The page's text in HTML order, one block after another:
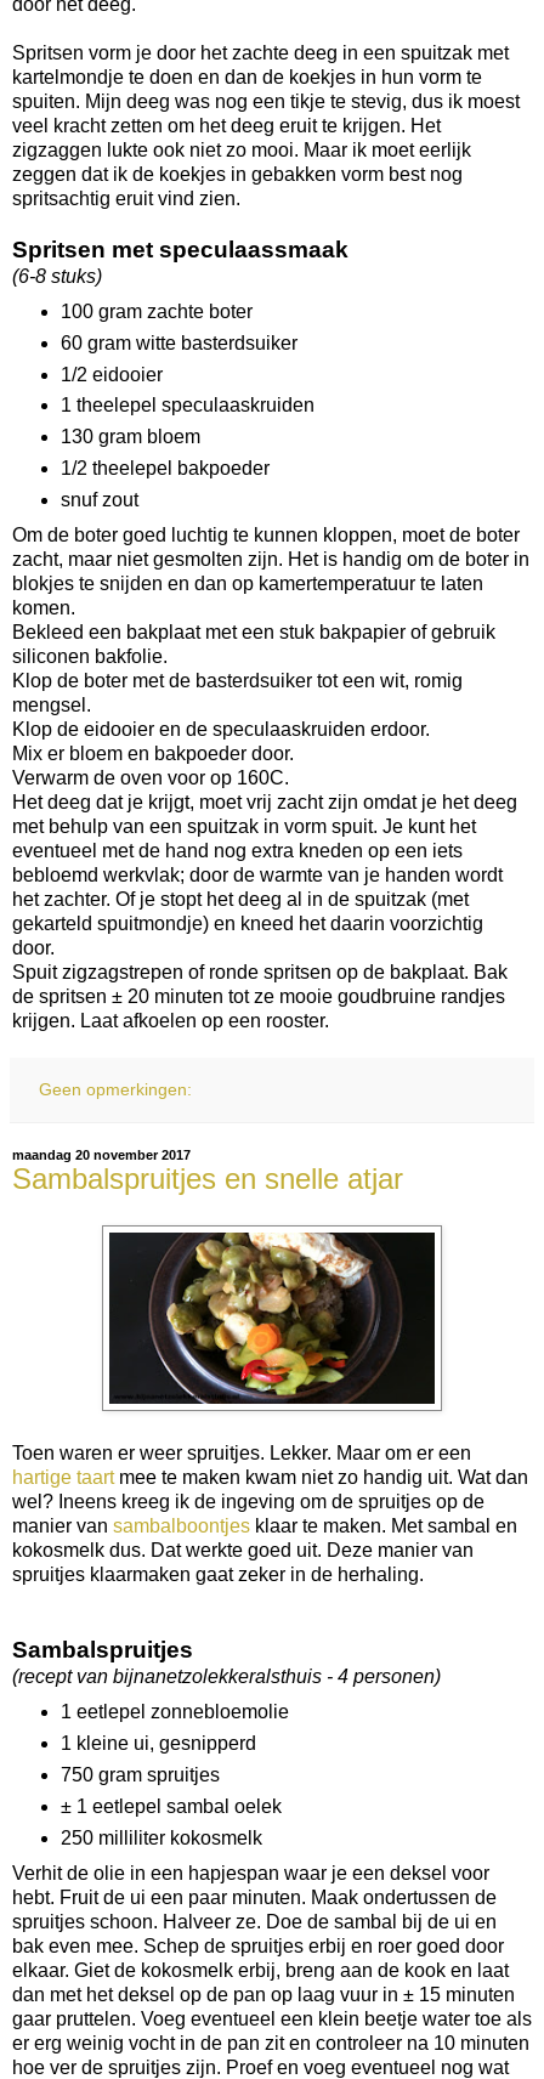
Spritsen vorm je door het zachte deeg in een spuitzak met
kartelmondje te doen en dan de koekjes in hun vorm te
spuiten. Mijn deeg was nog een tikje te stevig, dus ik moest
veel kracht zetten om het deeg eruit te krijgen. Het
zigzaggen lukte ook niet zo mooi. Maar ik moet eerlijk
zeggen dat ik de koekjes in gebakken vorm best nog
spritsachtig eruit vind zien.
Spritsen met speculaassmaak
(6-8 stuks)
100 gram zachte boter
60 gram witte basterdsuiker
1/2 eidooier
1 theelepel speculaaskruiden
130 gram bloem
1/2 theelepel bakpoeder
snuf zout
Om de boter goed luchtig te kunnen kloppen, moet de boter
zacht, maar niet gesmolten zijn. Het is handig om de boter in
blokjes te snijden en dan op kamertemperatuur te laten
komen.
Bekleed een bakplaat met een stuk bakpapier of gebruik
siliconen bakfolie.
Klop de boter met de basterdsuiker tot een wit, romig
mengsel.
Klop de eidooier en de speculaaskruiden erdoor.
Mix er bloem en bakpoeder door.
Verwarm de oven voor op 160C.
Het deeg dat je krijgt, moet vrij zacht zijn omdat je het deeg
met behulp van een spuitzak in vorm spuit. Je kunt het
eventueel met de hand nog extra kneden op een iets
bebloemd werkvlak; door de warmte van je handen wordt
het zachter. Of je stopt het deeg al in de spuitzak (met
gekarteld spuitmondje) en kneed het daarin voorzichtig
door.
Spuit zigzagstrepen of ronde spritsen op de bakplaat. Bak
de spritsen ± 20 minuten tot ze mooie goudbruine randjes
krijgen. Laat afkoelen op een rooster.
Geen opmerkingen:
maandag 20 november 2017
Sambalspruitjes en snelle atjar
Toen waren er weer spruitjes. Lekker. Maar om er een
hartige taartmee te maken kwam niet zo handig uit. Wat dan
wel? Ineens kreeg ik de ingeving om de spruitjes op de
manier van sambalboontjes klaar te maken. Met sambal en
kokosmelk dus. Dat werkte goed uit. Deze manier van
spruitjes klaarmaken gaat zeker in de herhaling.
Sambalspruitjes
(recept van bijnanetzolekkeralsthuis - 4 personen)
1 eetlepel zonnebloemolie
1 kleine ui, gesnipperd
750 gram spruitjes
± 1 eetlepel sambal oelek
250 milliliter kokosmelk
Verhit de olie in een hapjespan waar je een deksel voor
hebt. Fruit de ui een paar minuten. Maak ondertussen de
spruitjes schoon. Halveer ze. Doe de sambal bij de ui en
bak even mee. Schep de spruitjes erbij en roer goed door
elkaar. Giet de kokosmelk erbij, breng aan de kook en laat
dan met het deksel op de pan op laag vuur in ± 15 minuten
gaar pruttelen. Voeg eventueel een klein beetje water toe als
er erg weinig vocht in de pan zit en controleer na 10 minuten
hoe ver de spruitjes zijn. Proef en voeg eventueel nog wat